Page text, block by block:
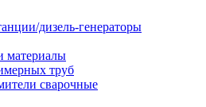
дизель-генераторы
материалы
труб
сварочные